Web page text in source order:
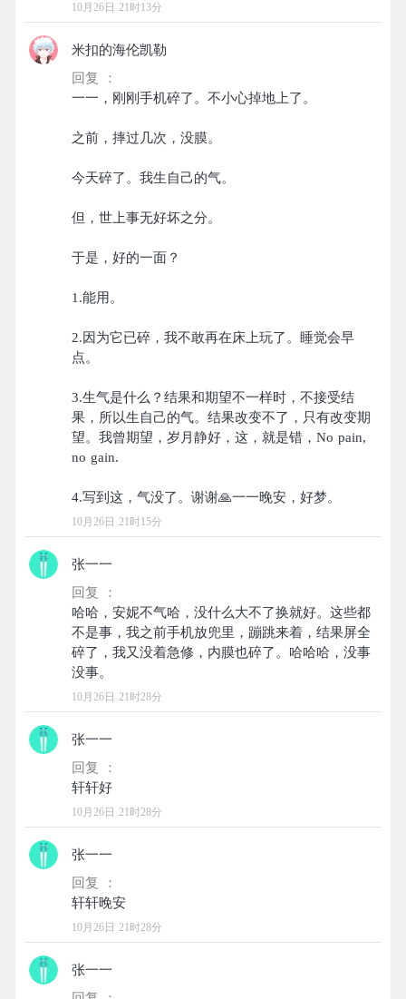
10月26日 21时13分
米扣的海伦凯勒
回复 ：
一一，刚刚手机碎了。不小心掉地上了。
之前，摔过几次，没膜。
今天碎了。我生自己的气。
但，世上事无好坏之分。
于是，好的一面？
1.能用。
2.因为它已碎，我不敢再在床上玩了。睡觉会早
点。
3.生气是什么？结果和期望不一样时，不接受结
果，所以生自己的气。结果改变不了，只有改变期
望。我曾期望，岁月静好，这，就是错，No pain,
no gain.
10月26日 21时15分
张一一
回复 ：
哈哈，安妮不气哈，没什么大不了换就好。这些都
不是事，我之前手机放兜里，蹦跳来着，结果屏全
碎了，我又没着急修，内膜也碎了。哈哈哈，没事
10月26日 21时28分
张一一
回复 ：
10月26日 21时28分
张一一
回复 ：
10月26日 21时28分
张一一